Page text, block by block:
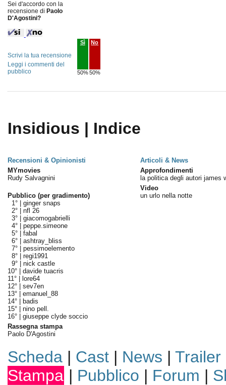
Sei d'accordo con la
recensione di Paolo
D'Agostini?
Sì
50%
No
50%
Scrivi la tua recensione
Leggi i commenti del
pubblico
Insidious | Indice
Recensioni & Opinionisti
Articoli & News
MYmovies
Rudy Salvagnini
Pubblico (per gradimento)
1° | ginger snaps
2° | nfl 26
3° | giacomogabrielli
4° | peppe.simeone
5° | fabal
6° | ashtray_bliss
7° | pessimoelemento
8° | regi1991
9° | nick castle
10° | davide tuacris
11° |
lore64
12° | sev7en
13° | emanuel_88
14° |
badis
15° | nino pell.
16° | giuseppe clyde soccio
Rassegna stampa
Paolo D'Agostini
Approfondimenti
la politica degli autori james
Video
un urlo nella notte
Scheda| Cast| News | Trailer
Stampa | Pubblico | Forum |